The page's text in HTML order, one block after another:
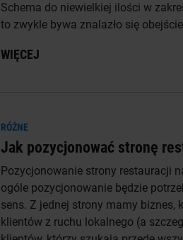
Schema do niewielkiej ilości w
to zwykle bywa znalazło się
WIĘCEJ
RÓŻNE
Jak pozycjonować stronę
Pozycjonowanie strony restauracji
ogóle pozycjonowanie będzie
sens. Z jednej strony mamy biznes,
klientów z ruchu lokalnego (a